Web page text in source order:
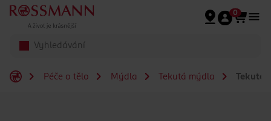
Přeskočit na hlavmní obsah
0
Péče o tělo Mýdla Tekutá mýdla Tekuté